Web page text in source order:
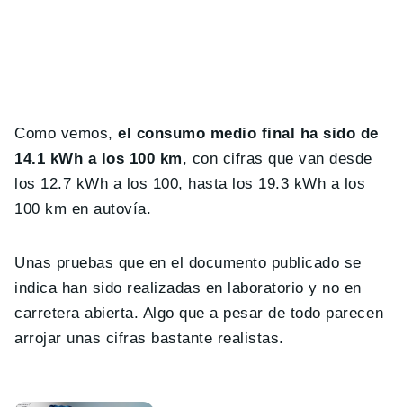
Como vemos,el consumo medio final ha sido de
14.1 kWh a los 100 km, con cifras que van desde
los 12.7 kWh a los 100, hasta los 19.3 kWh a los
100 km en autovía.
Unas pruebas que en el documento publicado se
indica han sido realizadas en laboratorio y no en
carretera abierta. Algo que a pesar de todo parecen
arrojar unas cifras bastante realistas.